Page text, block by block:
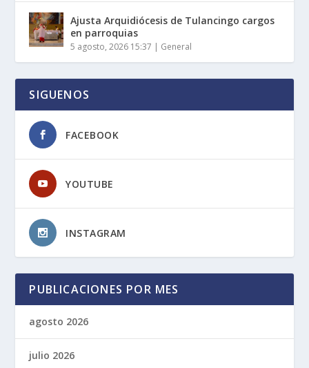
Ajusta Arquidiócesis de Tulancingo cargos
en parroquias
5 agosto, 2026 15:37 | General
SIGUENOS
FACEBOOK
YOUTUBE
INSTAGRAM
PUBLICACIONES POR MES
agosto 2026
julio 2026